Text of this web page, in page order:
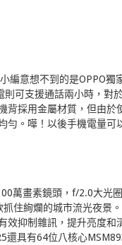
編意想不到的是OPPO獨
可支援通話兩小時，對
背採用金屬材質，但由於
勻。嘩！以後手機電量可
萬畫素鏡頭，f/2.0大光
住絢爛的城市流光夜景
效抑制雜訊，提升亮度和
還具有64位八核心